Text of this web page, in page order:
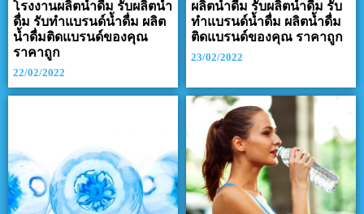
โรงงานผลิตน้ำดื่ม รับผลิตน้ำ
ดื่ม รับทำแบรนด์น้ำดื่ม ผลิต
น้ำดื่มติดแบรนด์ของคุณ
ราคาถูก
22/02/2022
ผลิตน้ำดื่ม รับผลิตน้ำดื่ม รับ
ทำแบรนด์น้ำดื่ม ผลิตน้ำดื่ม
ติดแบรนด์ของคุณ ราคาถูก
23/02/2022